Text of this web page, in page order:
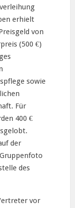
erhielt
von
(500 €)
sowie
Für
400 €
der
des
vor